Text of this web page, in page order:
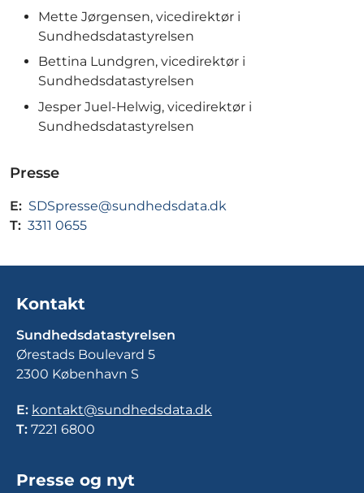
Mette Jørgensen, vicedirektør i
Sundhedsdatastyrelsen
Bettina Lundgren, vicedirektør i
Sundhedsdatastyrelsen
Jesper Juel-Helwig, vicedirektør i
Sundhedsdatastyrelsen
Presse
E: SDSpresse@sundhedsdata.dk
T: 3311 0655
Kontakt
Sundhedsdatastyrelsen
Ørestads Boulevard 5
2300 København S
E: kontakt@sundhedsdata.dk
T: 7221 6800
Presse og nyt